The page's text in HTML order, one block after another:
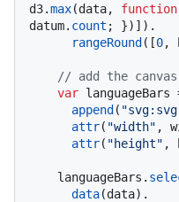
d3.max(data, function
datum. count ; })]).
rangeRound([0,
// add the canvas
var languageBars
append(
attr( "width" ,
attr( "height" ,
    languageBars.
data(data).